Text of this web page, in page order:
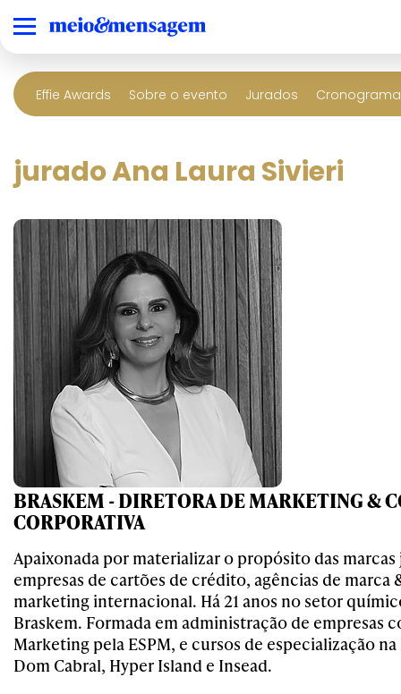
Effie Awards Sobre o evento Jurados
jurado Ana Laura Sivieri
BRASKEM - DIRETORA DE MARKETING &
CORPORATIVA
Apaixonada por materializar o propósito das
empresas de cartões de crédito, agências de marca
marketing internacional. Há 21 anos no setor
Braskem. Formada em administração de empresas
Marketing pela ESPM, e cursos de especialização na
Dom Cabral, Hyper Island e Insead.